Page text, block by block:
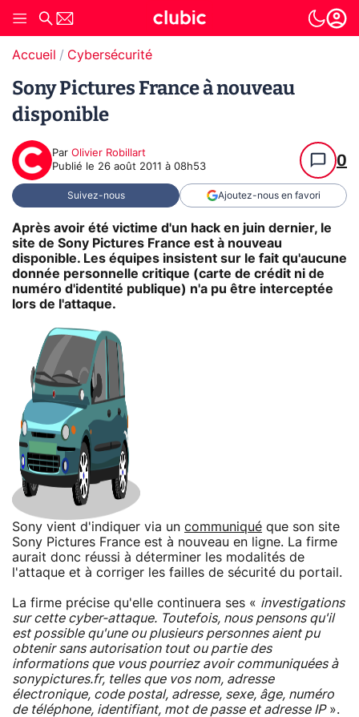
Accueil Cybersécurité
Sony Pictures France à nouveau
disponible
Par Olivier Robillart
Publié le 26 août 2011 à 08h53 0
Suivez-nous Ajoutez-nous en favori
Après avoir été victime d'un hack en juin dernier, le
site de Sony Pictures France est à nouveau
disponible. Les équipes insistent sur le fait qu'aucune
donnée personnelle critique (carte de crédit ni de
numéro d'identité publique) n'a pu être interceptée
lors de l'attaque.
Sony vient d'indiquer via un communiqué que son site
Sony Pictures France est à nouveau en ligne. La firme
aurait donc réussi à déterminer les modalités de
l'attaque et à corriger les failles de sécurité du portail.
La firme précise qu'elle continuera ses « investigations
sur cette cyber-attaque. Toutefois, nous pensons qu'il
est possible qu'une ou plusieurs personnes aient pu
obtenir sans autorisation tout ou partie des
informations que vous pourriez avoir communiquées à
sonypictures.fr, telles que vos nom, adresse
électronique, code postal, adresse, sexe, âge, numéro
de téléphone, identifiant, mot de passe et adresse IP».